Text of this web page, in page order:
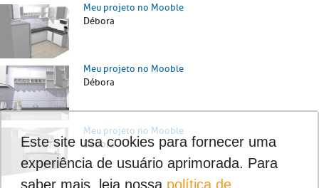
Meu projeto no Mooble
Débora
Meu projeto no Mooble
Débora
Meu projeto no Mooble
Débora
Este site usa cookies para fornecer uma
experiência de usuário aprimorada. Para
saber mais, leia nossa política de